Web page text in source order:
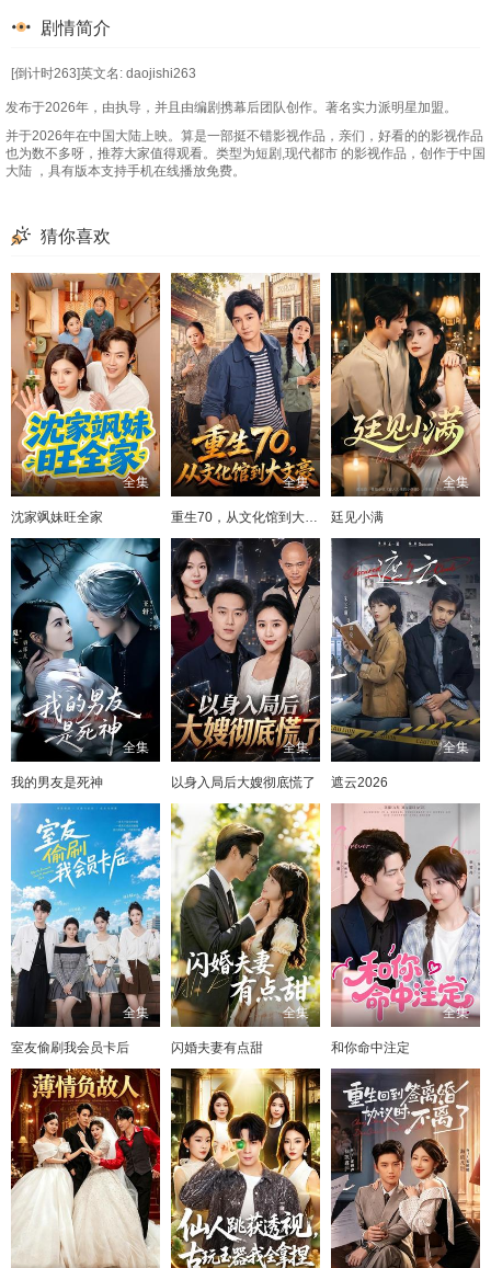
剧情简介
[倒计时263]英文名: daojishi263
发布于2026年，由执导，并且由编剧携幕后团队创作。著名实力派明星加盟。
并于2026年在中国大陆上映。算是一部挺不错影视作品，亲们，好看的的影视作品
也为数不多呀，推荐大家值得观看。类型为短剧,现代都市 的影视作品，创作于中国
大陆 ，具有版本支持手机在线播放免费。
猜你喜欢
全集
沈家飒妹旺全家
全集
重生70，从文化馆到大文豪
全集
廷见小满
全集
我的男友是死神
全集
以身入局后大嫂彻底慌了
全集
遮云2026
全集
室友偷刷我会员卡后
全集
闪婚夫妻有点甜
全集
和你命中注定